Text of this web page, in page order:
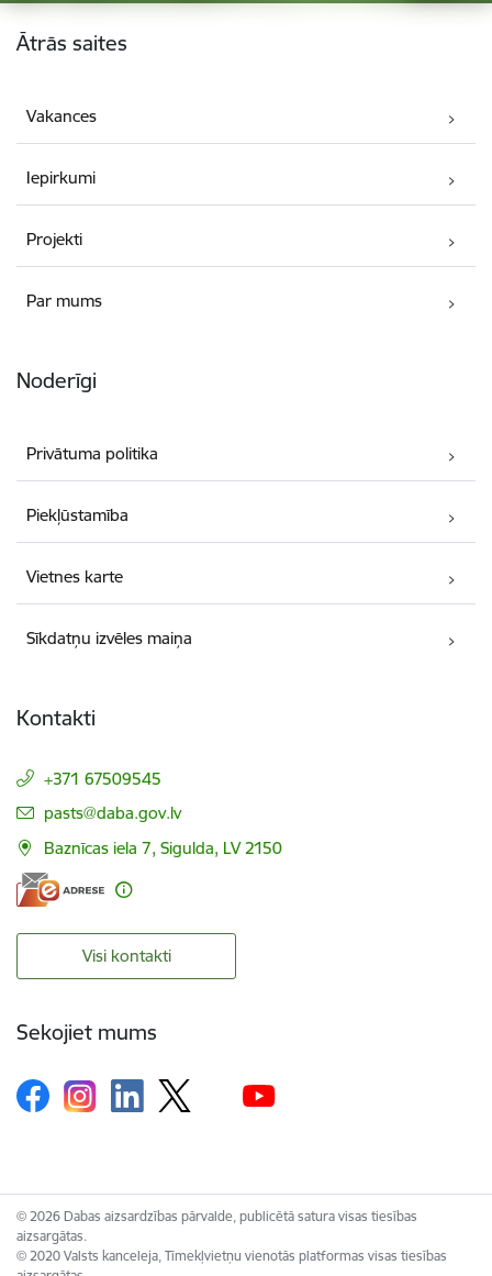
Kājene
Ātrās saites
Vakances
Iepirkumi
Projekti
Par mums
Noderīgi
Privātuma politika
Piekļūstamība
Vietnes karte
Sīkdatņu izvēles maiņa
Kontakti
+371 67509545
E-pasts:
pasts@daba.gov.lv
Baznīcas iela 7, Sigulda, LV 2150
Visi kontakti
Sekojiet mums
© 2026 Dabas aizsardzības pārvalde, publicētā satura visas tiesības
aizsargātas.
© 2020 Valsts kanceleja, Tīmekļvietņu vienotās platformas visas tiesības